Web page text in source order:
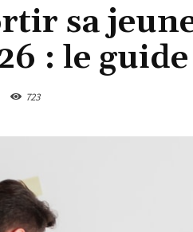
sa
: le
723